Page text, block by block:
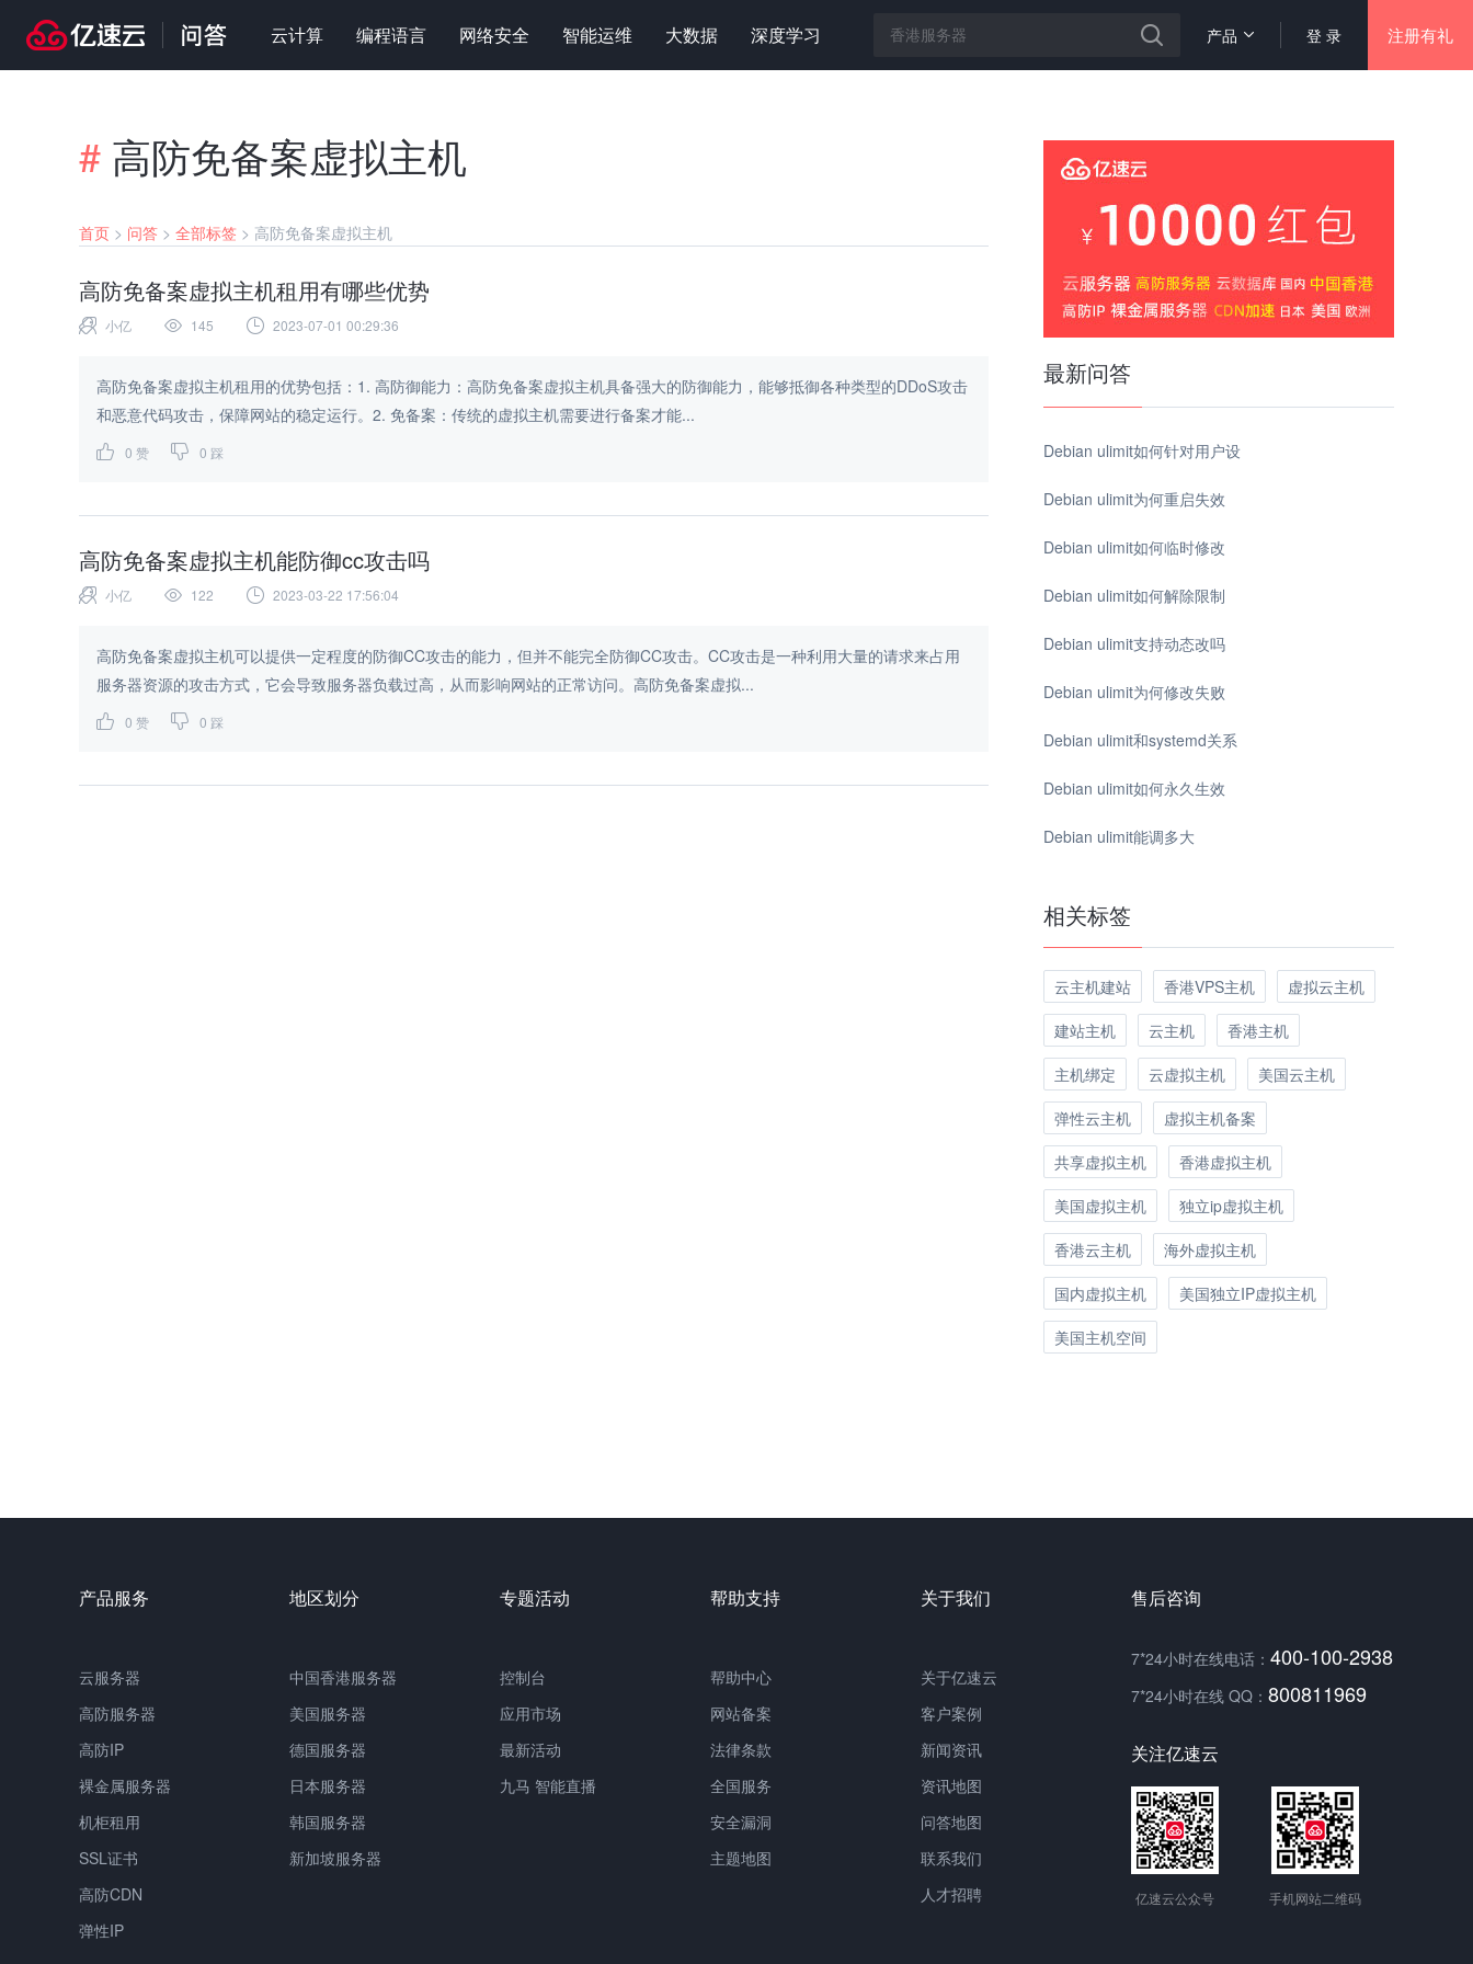
云计算 编程语言 网络安全 智能运维 大数据 深度学习 登 录 注册有礼
产品
# 高防免备案虚拟主机
首页 > 问答 > 全部标签 > 高防免备案虚拟主机
高防免备案虚拟主机租用有哪些优势
小亿 145 2023-07-01 00:29:36
高防免备案虚拟主机租用的优势包括：1. 高防御能力：高防免备案虚拟主机具备强大的防御能力，能够抵御各种类型的DDoS攻击
和恶意代码攻击，保障网站的稳定运行。2. 免备案：传统的虚拟主机需要进行备案才能...
0 赞 0 踩
高防免备案虚拟主机能防御cc攻击吗
小亿 122 2023-03-22 17:56:04
高防免备案虚拟主机可以提供一定程度的防御CC攻击的能力，但并不能完全防御CC攻击。CC攻击是一种利用大量的请求来占用
服务器资源的攻击方式，它会导致服务器负载过高，从而影响网站的正常访问。高防免备案虚拟...
0 赞 0 踩
最新问答
Debian ulimit如何针对用户设
Debian ulimit为何重启失效
Debian ulimit如何临时修改
Debian ulimit如何解除限制
Debian ulimit支持动态改吗
Debian ulimit为何修改失败
Debian ulimit和systemd关系
Debian ulimit如何永久生效
Debian ulimit能调多大
相关标签
云主机建站 香港VPS主机
虚拟云主机
建站主机
云主机
香港主机
主机绑定
云虚拟主机
美国云主机
弹性云主机
虚拟主机备案
共享虚拟主机
香港虚拟主机
美国虚拟主机
独立ip虚拟主机
香港云主机
海外虚拟主机
国内虚拟主机
美国独立IP虚拟主机
美国主机空间
产品服务
云服务器
高防服务器
高防IP
裸金属服务器
机柜租用
SSL证书
高防CDN
弹性IP
地区划分
中国香港服务器
美国服务器
德国服务器
日本服务器
韩国服务器
新加坡服务器
专题活动
控制台
应用市场
最新活动
九马 智能直播
帮助支持
帮助中心
网站备案
法律条款
全国服务
安全漏洞
主题地图
关于我们
关于亿速云
客户案例
新闻资讯
资讯地图
问答地图
联系我们
人才招聘
售后咨询
7*24小时在线电话： 400-100-2938
7*24小时在线 QQ： 800811969
关注亿速云
亿速云公众号 手机网站二维码